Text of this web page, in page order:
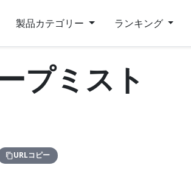
製品カテゴリー ランキング
プミスト
URLコピー